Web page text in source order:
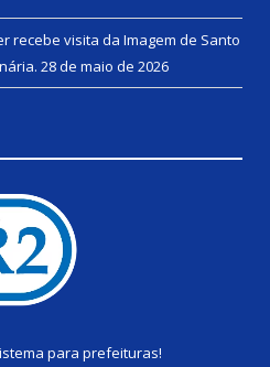
recebe visita da Imagem de Santo
28 de maio de 2026
para prefeituras!